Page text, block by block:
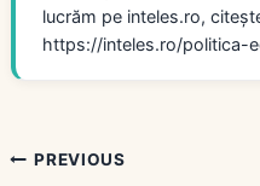
lucrăm pe inteles.ro,
https://inteles.ro/politica-
Navigare
PREVIOUS